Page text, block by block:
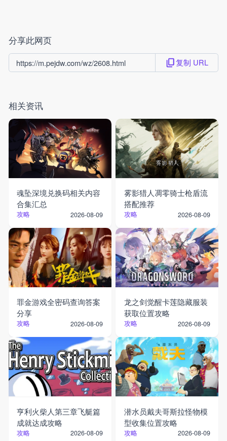
分享此网页
https://m.pejdw.com/wz/2608.html 复制 URL
相关资讯
魂坠深境兑换码相关内容
合集汇总
攻略 2026-08-09
雾影猎人凋零骑士枪盾流
搭配推荐
攻略 2026-08-09
罪金游戏全密码查询答案
分享
攻略 2026-08-09
龙之剑觉醒卡莲隐藏服装
获取位置攻略
攻略 2026-08-09
亨利火柴人第三章飞艇篇
成就达成攻略
攻略 2026-08-09
潜水员戴夫哥斯拉怪物模
型收集位置攻略
攻略 2026-08-09